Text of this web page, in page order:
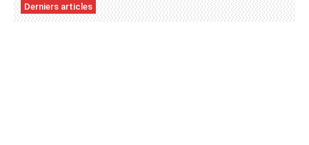
Derniers articles